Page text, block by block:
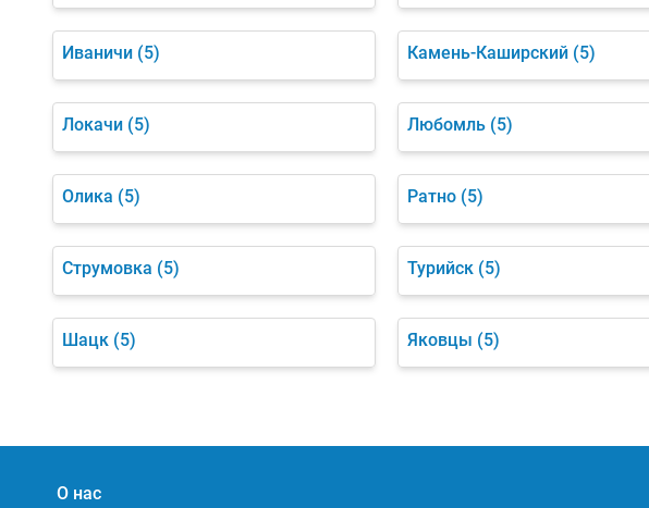
Иваничи (5) Камень-Каширский (5)
Локачи (5) Любомль (5)
Олика (5) Ратно (5)
Струмовка (5) Турийск (5)
Шацк (5) Яковцы (5)
О нас